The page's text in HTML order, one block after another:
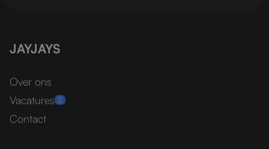
JAYJAYS
Over ons
Vacatures 2
Contact